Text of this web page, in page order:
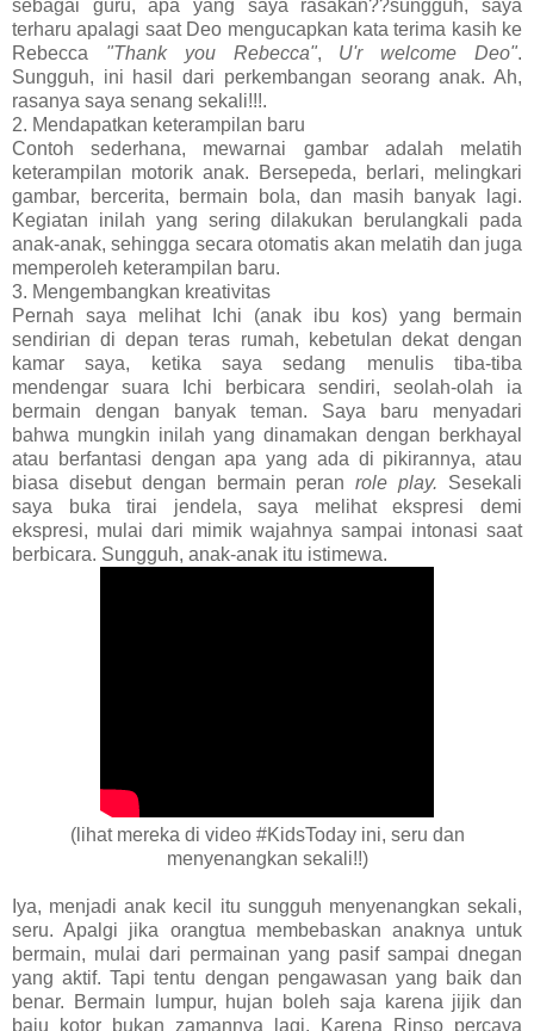
sebagai guru, apa yang saya rasakan??sungguh, saya
terharu apalagi saat Deo mengucapkan kata terima kasih ke
Rebecca "Thank you Rebecca", U'r welcome Deo".
Sungguh, ini hasil dari perkembangan seorang anak. Ah,
rasanya saya senang sekali!!!.
2. Mendapatkan keterampilan baru
Contoh sederhana, mewarnai gambar adalah melatih
keterampilan motorik anak. Bersepeda, berlari, melingkari
gambar, bercerita, bermain bola, dan masih banyak lagi.
Kegiatan inilah yang sering dilakukan berulangkali pada
anak-anak, sehingga secara otomatis akan melatih dan juga
memperoleh keterampilan baru.
3. Mengembangkan kreativitas
Pernah saya melihat Ichi (anak ibu kos) yang bermain
sendirian di depan teras rumah, kebetulan dekat dengan
kamar saya, ketika saya sedang menulis tiba-tiba
mendengar suara Ichi berbicara sendiri, seolah-olah ia
bermain dengan banyak teman. Saya baru menyadari
bahwa mungkin inilah yang dinamakan dengan berkhayal
atau berfantasi dengan apa yang ada di pikirannya, atau
biasa disebut dengan bermain peranrole play. Sesekali
saya buka tirai jendela, saya melihat ekspresi demi
ekspresi, mulai dari mimik wajahnya sampai intonasi saat
berbicara. Sungguh, anak-anak itu istimewa.
(lihat mereka di video #KidsToday ini, seru dan
menyenangkan sekali!!)
Iya, menjadi anak kecil itu sungguh menyenangkan sekali,
seru. Apalgi jika orangtua membebaskan anaknya untuk
bermain, mulai dari permainan yang pasif sampai dnegan
yang aktif. Tapi tentu dengan pengawasan yang baik dan
benar. Bermain lumpur, hujan boleh saja karena jijik dan
baju kotor bukan zamannya lagi. Karena Rinso percaya